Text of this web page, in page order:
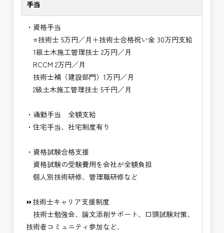
手当
・資格手当
⭐技術士 5万円／月＋技術士合格祝い金 30万円支給
1級土木施工管理技士 2万円／月
RCCM 2万円／月
技術士補（建設部門）1万円／月
2級土木施工管理技士 5千円／月
・通勤手当 全額支給
・住宅手当、社宅制度有り
・資格試験合格支援
資格試験の受験費用を会社が全額負担
個人別技術研修、管理職研修など
⏩技術士キャリア支援制度
技術士勉強会、論文添削サポート、口頭試験対策、
技術者コミュニティ参加など、